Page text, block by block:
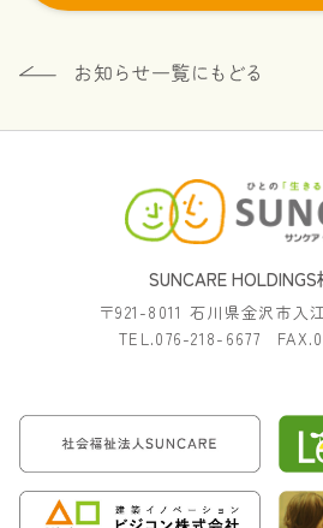
SUNCARE
〒921-8011 石川県金沢市入
TEL.076-218-6677